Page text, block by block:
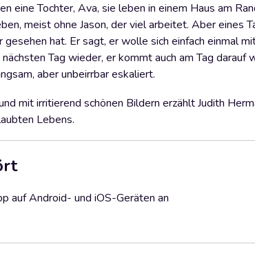
eine Tochter, Ava, sie leben in einem Haus am
meist ohne Jason, der viel arbeitet. Aber eines
hat. Er sagt, er wolle sich einfach einmal
Tag wieder, er kommt auch am Tag darauf
aber unbeirrbar eskaliert.
mit irritierend schönen Bildern erzählt Judith
Lebens.
auf Android- und iOS-Geräten an